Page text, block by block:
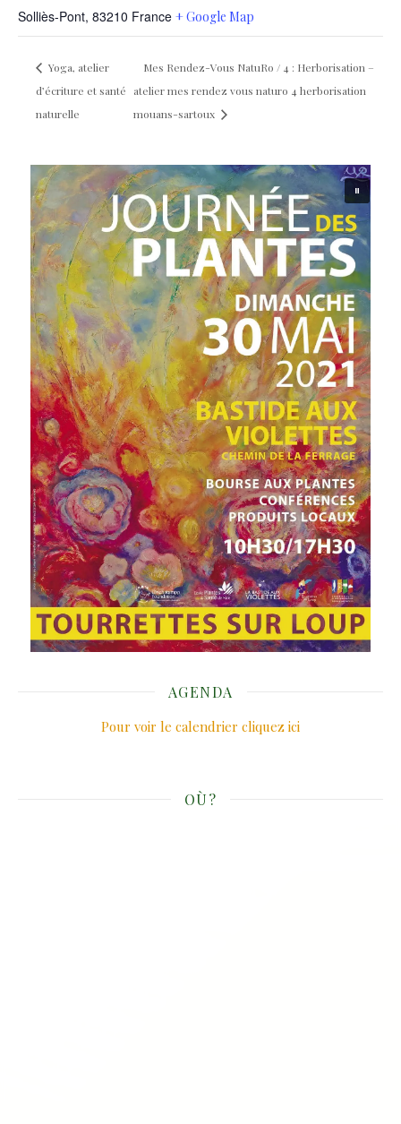
Solliès-Pont, 83210 France + Google Map
Yoga, atelier
d’écriture et santé
naturelle
Mes Rendez-Vous NatuRo / 4 : Herborisation –
atelier mes rendez vous naturo 4 herborisation
mouans-sartoux
AGENDA
Pour voir le calendrier cliquez ici
OÙ?